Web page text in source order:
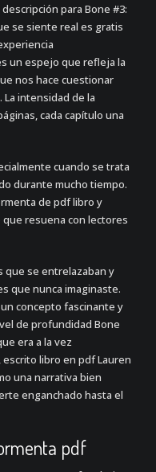
para Bone #3:
se siente real es gratis
un espejo que refleja la
nos hace cuestionar
intensidad de la
cada capítulo una
cuando se trata
durante mucho tiempo.
de pdf libro y
resuena con lectores
que se entrelazaban y
que nunca imaginaste.
concepto fascinante y
de profundidad Bone
era a la vez
libro en pdf Lauren
una narrativa bien
enganchado hasta el
pdf